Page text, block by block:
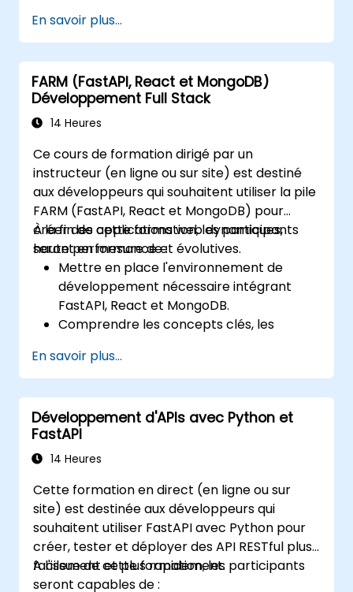
En savoir plus...
FARM (FastAPI, React et MongoDB)
Développement Full Stack
14 Heures
Ce cours de formation dirigé par un
instructeur (en ligne ou sur site) est destiné
aux développeurs qui souhaitent utiliser la pile
FARM (FastAPI, React et MongoDB) pour
créer des applications web dynamiques,
haute performance et évolutives.
À la fin de cette formation, les participants
seront en mesure de :
Mettre en place l'environnement de
développement nécessaire intégrant
FastAPI, React et MongoDB.
Comprendre les concepts clés, les
FARM.
Apprendre à construire des API REST
avec FastAPI.
Apprendre à concevoir des applications
interactives avec React.
Développer, tester et déployer des
utilisant la pile FARM.
En savoir plus...
Développement d'APIs avec Python et
FastAPI
14 Heures
Cette formation en direct (en ligne ou sur
site) est destinée aux développeurs qui
souhaitent utiliser FastAPI avec Python pour
créer, tester et déployer des API RESTful plus
facilement et plus rapidement.
A l'issue de cette formation, les participants
seront capables de :